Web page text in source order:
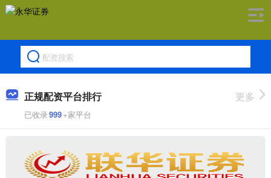
正规配资平台排行
已收录999+家平台
更多